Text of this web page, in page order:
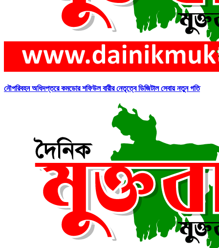
নৌপরিবহন অধিদপ্তরে কমডোর শফিউল বারীর নেতৃত্বে ডিজিটাল সেবায় নতুন গতি